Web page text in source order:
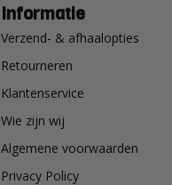
Informatie
Verzend- & afhaalopties
Retourneren
Klantenservice
Wie zijn wij
Algemene voorwaarden
Privacy Policy